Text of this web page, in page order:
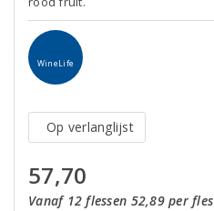
WineLife
Op verlanglijst
57,70
Vanaf 12 flessen 52,89 per fles